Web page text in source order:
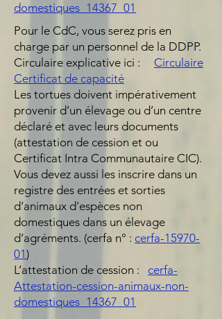
domestiques_14367_01
Pour le CdC, vous serez pris en
charge par un personnel de la DDPP.
Circulaire explicative ici : Circulaire
Certificat de capacité
Les tortues doivent impérativement
provenir d’un élevage ou d’un centre
déclaré et avec leurs documents
(attestation de cession et ou
Certificat Intra Communautaire CIC).
Vous devez aussi les inscrire dans un
registre des entrées et sorties
d’animaux d’espèces non
domestiques dans un élevage
d’agréments. (cerfa n° : cerfa-15970-
01)
L’attestation de cession :
cerfa-
Attestation-cession-animaux-non-
domestiques_14367_01